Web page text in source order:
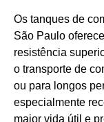
Os tanques de
São Paulo
resistência
o transporte de
ou para longos
especialmente
maior vida útil e